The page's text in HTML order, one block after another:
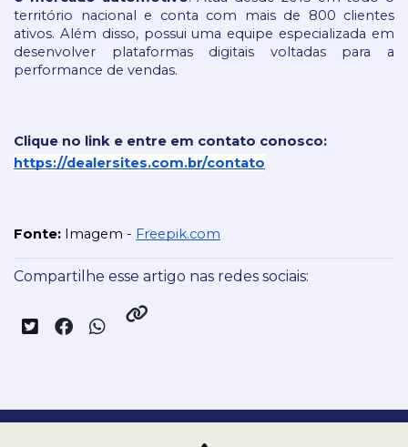
território nacional e conta com mais de 800 clientes
ativos. Além disso, possui uma equipe especializada em
desenvolver plataformas digitais voltadas para a
performance de vendas.
Clique no link e entre em contato conosco:
https://dealersites.com.br/contato
Fonte: Imagem - Freepik.com
Compartilhe esse artigo nas redes sociais: